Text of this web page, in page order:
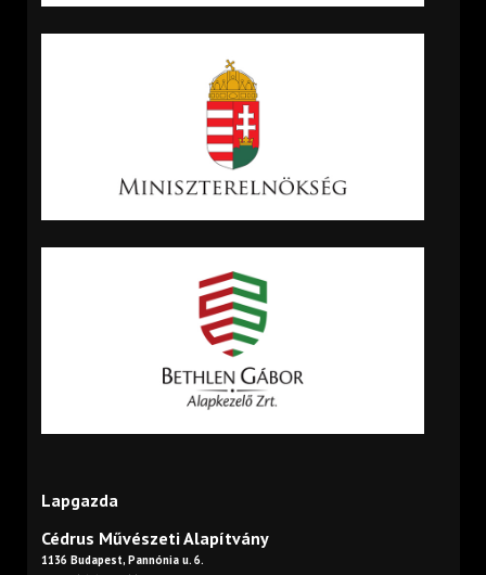
Lapgazda
Cédrus Művészeti Alapítvány
1136 Budapest, Pannónia u. 6.